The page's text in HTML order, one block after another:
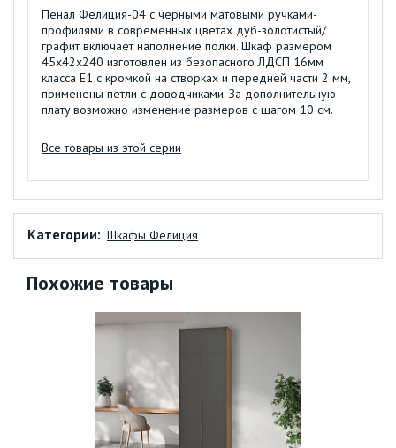
Пенал Фелиция-04 с черными матовыми ручками-
профилями в современных цветах дуб-золотистый/
графит включает наполнение полки. Шкаф размером
45х42х240 изготовлен из безопасного ЛДСП 16мм
класса Е1 с кромкой на створках и передней части 2 мм,
применены петли с доводчиками. За дополнительную
плату возможно изменение размеров с шагом 10 см.
Все товары из этой серии
Категории: Шкафы Фелиция
Похожие товары